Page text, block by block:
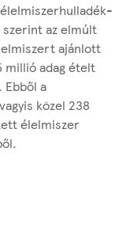
az elmúlt
ajánlott
millió adag ételt
Ebből a
közel 238
élelmiszer